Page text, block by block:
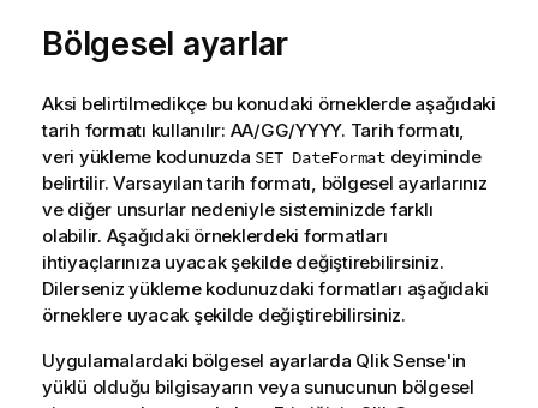
Bölgesel ayarlar
Aksi belirtilmedikçe bu konudaki örneklerde aşağıdaki
tarih formatı kullanılır: AA/GG/YYYY. Tarih formatı,
veri yükleme kodunuzda SET DateFormatdeyiminde
belirtilir. Varsayılan tarih formatı, bölgesel ayarlarınız
ve diğer unsurlar nedeniyle sisteminizde farklı
olabilir. Aşağıdaki örneklerdeki formatları
ihtiyaçlarınıza uyacak şekilde değiştirebilirsiniz.
Dilerseniz yükleme kodunuzdaki formatları aşağıdaki
örneklere uyacak şekilde değiştirebilirsiniz.
Uygulamalardaki bölgesel ayarlarda Qlik Sense'in
yüklü olduğu bilgisayarın veya sunucunun bölgesel